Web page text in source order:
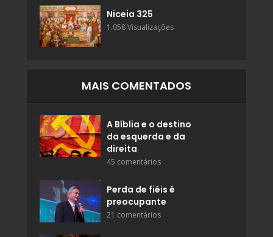
Niceia 325
1.058 Visualizações
MAIS COMENTADOS
A Bíblia e o destino
da esquerda e da
direita
45 comentários
Perda de fiéis é
preocupante
21 comentários